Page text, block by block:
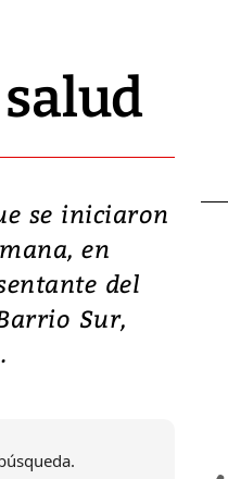
se iniciaron
en
del
Sur,
lanza su
con
de inversión
educación y